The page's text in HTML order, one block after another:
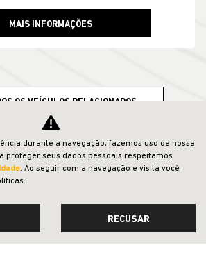
MAIS INFORMAÇÕES
OS VEÍCULOS RELACIONADOS
durante a navegação, fazemos uso de nossa
proteger seus dados pessoais respeitamos
. Ao seguir com a navegação e visita você
RECUSAR